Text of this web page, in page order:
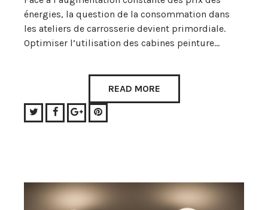
énergies, la question de la consommation dans
les ateliers de carrosserie devient primordiale.
Optimiser l’utilisation des cabines peinture…
READ MORE
TwitterFacebook
Google+Pinterest